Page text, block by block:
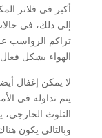
أكبر في فلاتر
إلى ذلك، في
تراكم الرواسب
الهواء بشكل
لا يمكن إغفال
يتم تداوله في
التلوث الخارجي،
وبالتالي يكون